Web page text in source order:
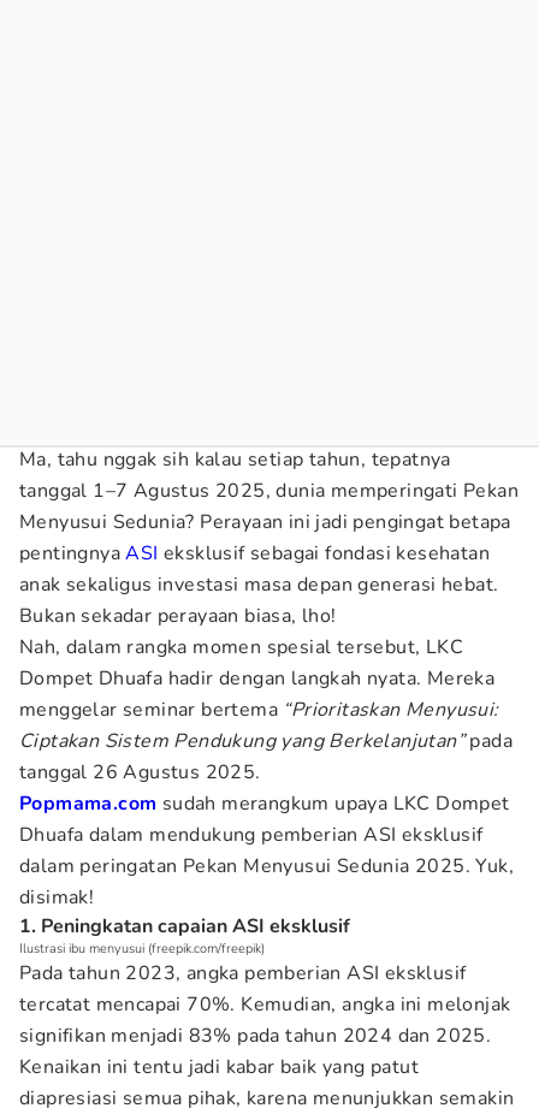
Ma, tahu nggak sih kalau setiap tahun, tepatnya
tanggal 1–7 Agustus 2025, dunia memperingati Pekan
Menyusui Sedunia? Perayaan ini jadi pengingat betapa
pentingnyaASI eksklusif sebagai fondasi kesehatan
anak sekaligus investasi masa depan generasi hebat.
Bukan sekadar perayaan biasa, lho!
Nah, dalam rangka momen spesial tersebut, LKC
Dompet Dhuafa hadir dengan langkah nyata. Mereka
menggelar seminar bertema “Prioritaskan Menyusui:
Ciptakan Sistem Pendukung yang Berkelanjutan”pada
tanggal 26 Agustus 2025.
Popmama.com sudah merangkum upaya LKC Dompet
Dhuafa dalam mendukung pemberian ASI eksklusif
dalam peringatan Pekan Menyusui Sedunia 2025. Yuk,
disimak!
1. Peningkatan capaian ASI eksklusif
Ilustrasi ibu menyusui (freepik.com/freepik)
Pada tahun 2023, angka pemberian ASI eksklusif
tercatat mencapai 70%. Kemudian, angka ini melonjak
signifikan menjadi 83% pada tahun 2024 dan 2025.
Kenaikan ini tentu jadi kabar baik yang patut
diapresiasi semua pihak, karena menunjukkan semakin